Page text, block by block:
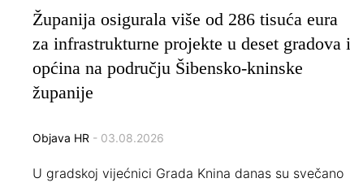
Županija osigurala više od 286 tisuća eura
za infrastrukturne projekte u deset gradova i
općina na području Šibensko-kninske
županije
Objava HR - 03.08.2026
U gradskoj vijećnici Grada Knina danas su svečano